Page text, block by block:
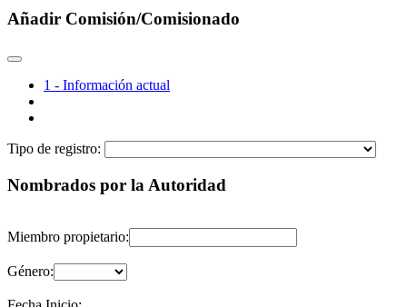
Añadir Comisión/Comisionado
1 - Información actual
Tipo de registro:
Nombrados por la Autoridad
Miembro propietario:
Género: